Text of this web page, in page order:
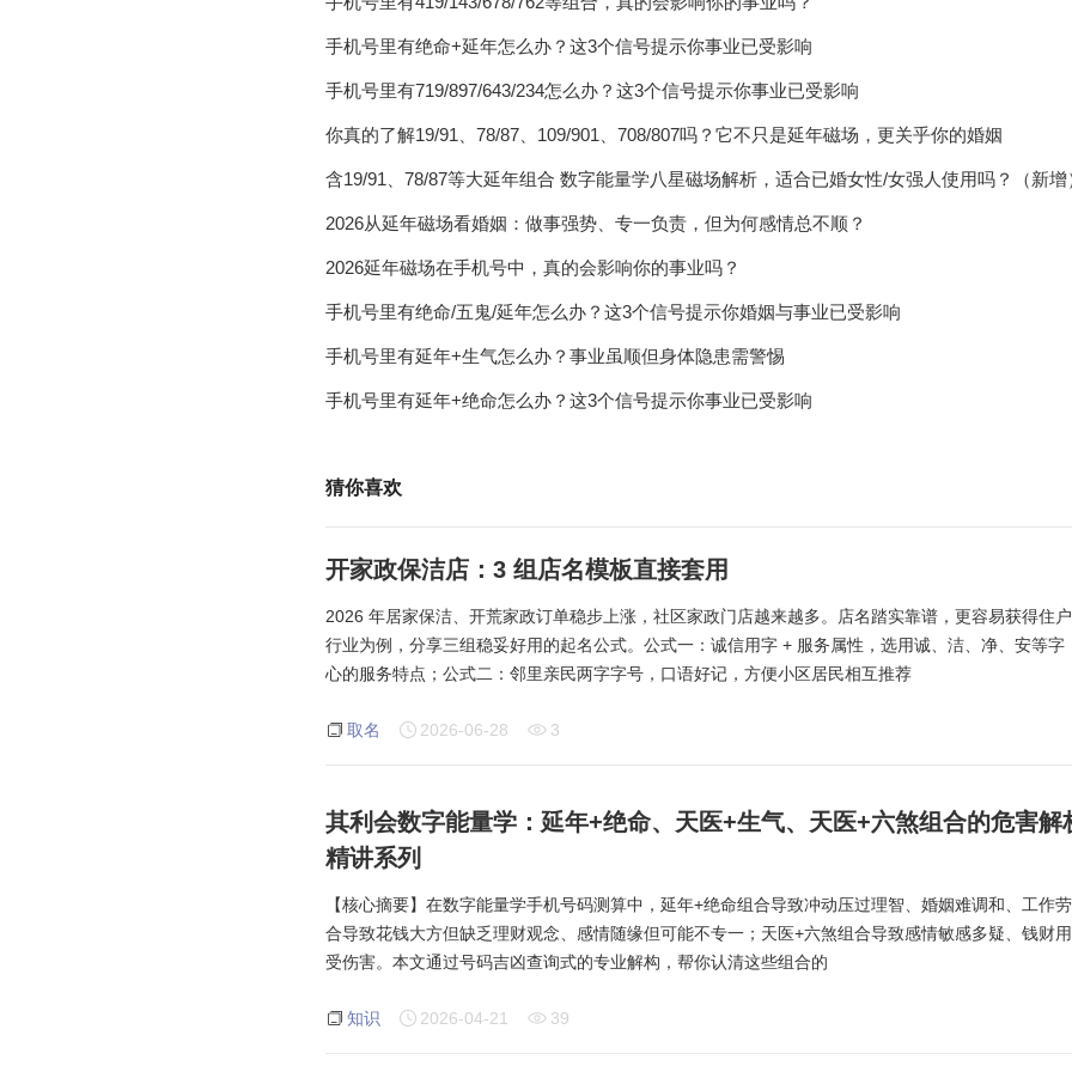
手机号里有绝命+延年怎么办？这3个信号提示你事业已受影响
手机号里有719/897/643/234怎么办？这3个信号提示你事业已受影响
你真的了解19/91、78/87、109/901、708/807吗？它不只是延年磁场，更关乎你的婚姻
含19/91、78/87等大延年组合 数字能量学八星磁场解析，适合已婚女性/女强人使用吗？（新增
2026从延年磁场看婚姻：做事强势、专一负责，但为何感情总不顺？
2026延年磁场在手机号中，真的会影响你的事业吗？
手机号里有绝命/五鬼/延年怎么办？这3个信号提示你婚姻与事业已受影响
手机号里有延年+生气怎么办？事业虽顺但身体隐患需警惕
手机号里有延年+绝命怎么办？这3个信号提示你事业已受影响
猜你喜欢
开家政保洁店：3 组店名模板直接套用
2026 年居家保洁、开荒家政订单稳步上涨，社区家政门店越来越多。店名踏实靠谱，更容易获得住
行业为例，分享三组稳妥好用的起名公式。公式一：诚信用字 + 服务属性，选用诚、洁、净、安等字
心的服务特点；公式二：邻里亲民两字字号，口语好记，方便小区居民相互推荐
取名 2026-06-28 3
其利会数字能量学：延年+绝命、天医+生气、天医+六煞组合的危害解
精讲系列
【核心摘要】在数字能量学手机号码测算中，延年+绝命组合导致冲动压过理智、婚姻难调和、工作
合导致花钱大方但缺乏理财观念、感情随缘但可能不专一；天医+六煞组合导致感情敏感多疑、钱财
受伤害。本文通过号码吉凶查询式的专业解构，帮你认清这些组合的
知识 2026-04-21 39